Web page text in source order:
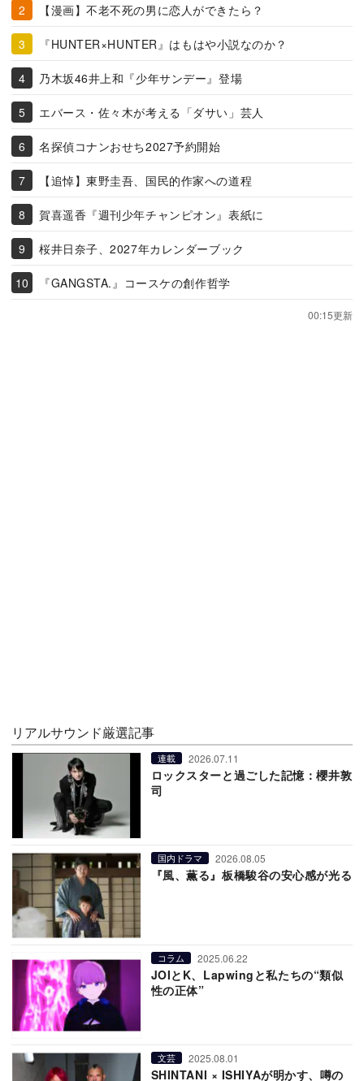
【漫画】不老不死の男に恋人ができたら？
『HUNTER×HUNTER』はもはや小説なのか？
乃木坂46井上和『少年サンデー』登場
エバース・佐々木が考える「ダサい」芸人
名探偵コナンおせち2027予約開始
【追悼】東野圭吾、国民的作家への道程
賀喜遥香『週刊少年チャンピオン』表紙に
桜井日奈子、2027年カレンダーブック
『GANGSTA.』コースケの創作哲学
00:15更新
リアルサウンド厳選記事
連載 2026.07.11
ロックスターと過ごした記憶：櫻井敦
司
国内ドラマ 2026.08.05
『風、薫る』板橋駿谷の安心感が光る
コラム 2025.06.22
JOIとK、Lapwingと私たちの“類似
性の正体”
文芸 2025.08.01
SHINTANI × ISHIYAが明かす、噂の